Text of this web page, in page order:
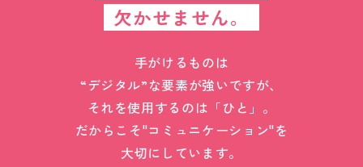
欠かせません。
手がけるものは
“デジタル”な要素が強いですが、
それを使用するのは「ひと」。
だからこそ"コミュニケーション"を
大切にしています。